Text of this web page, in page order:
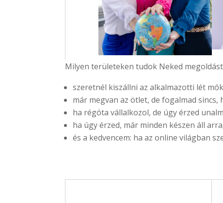
Milyen területeken tudok Neked
szeretnél kiszállni az alkalmazotti lét
már megvan az ötlet, de fogalmad
ha régóta vállalkozol, de úgy érzed
ha úgy érzed, már minden készen áll
és a kedvencem: ha az online világban